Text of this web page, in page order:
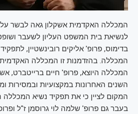
המכללה האקדמית אשקלון גאה לבשר
לנשיאת בית המשפט העליון לשעבר
בדימוס, פרופ' אליקים רובינשטיין,
המכללה. בהזדמנות זו המכללה
המכללה היוצא, פרופ' חיים ברייטברט,
השנים האחרונות במקצועיות ובמסירות
המקום לציין כי את תפקיד נשיא המכללה
בעבר גם פרופ' שלמה לוי גרוסמן ז"ל